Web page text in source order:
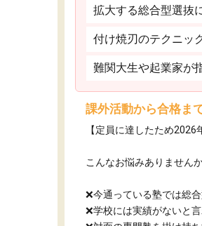
拡大する総合型選抜
付け焼刃のテクニッ
難関大生や起業家が
課外活動から合格ま
【定員に達したため
こんなお悩みありません
❌今通っている塾では総
❌学校には実績がないと